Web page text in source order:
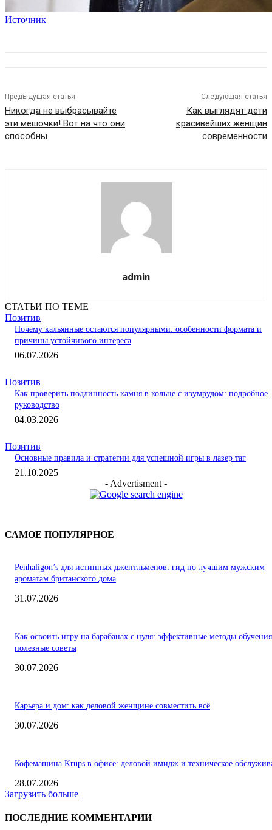
Источник
Предыдущая статья
Никогда не выбрасывайте
эти мешочки! Вот на что они
способны
Следующая статья
Как выглядят дети
красивейших женщин
современности
admin
СТАТЬИ ПО ТЕМЕ
Позитив
Почему кальянные остаются популярными: особенности формата и
причины устойчивого интереса
06.07.2026
Позитив
Как проверить подлинность камня в кольце с изумрудом: подробное
руководство
04.03.2026
Позитив
Основные правила и стратегии для успешной игры в лазер таг
21.10.2025
- Advertisment -
САМОЕ ПОПУЛЯРНОЕ
Penhaligon’s для истинных джентльменов: гид по лучшим мужским
ароматам британского дома
31.07.2026
Как освоить игру на барабанах с нуля: эффективные методы
полезные советы
30.07.2026
Карьера и дом: как деловой женщине совместить всё
30.07.2026
Кофемашина Krups в офисе: деловой имидж и техническое
28.07.2026
Загрузить больше
ПОСЛЕДНИЕ КОММЕНТАРИИ